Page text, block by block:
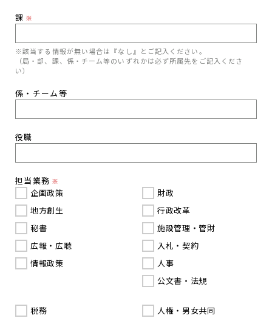
課 ※
※該当する情報が無い場合は『なし』とご記入ください。
（局・部、課、係・チーム等のいずれかは必ず所属先をご記入くださ
い）
係・チーム等
役職
担当業務 ※
企画政策
地方創生
秘書
広報・広聴
情報政策
財政
行政改革
施設管理・管財
入札・契約
人事
公文書・法規
税務
人権・男女共同